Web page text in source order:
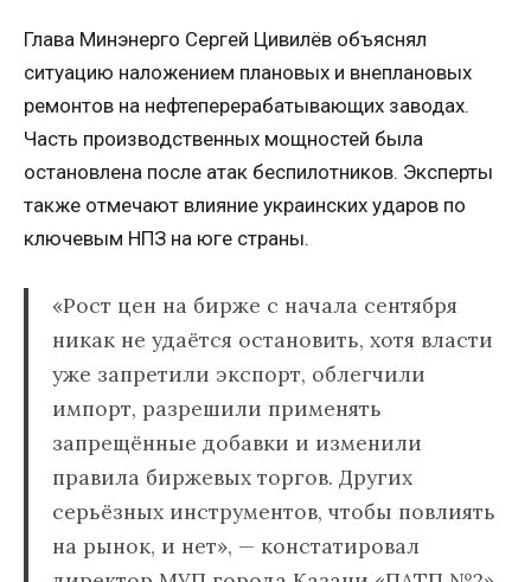
Глава Минэнерго Сергей Цивилёв объяснял
ситуацию наложением плановых и внеплановых
ремонтов на нефтеперерабатывающих заводах.
Часть производственных мощностей была
остановлена после атак беспилотников. Эксперты
также отмечают влияние украинских ударов по
ключевым НПЗ на юге страны.
«Рост цен на бирже с начала сентября
никак не удаётся остановить, хотя власти
уже запретили экспорт, облегчили
импорт, разрешили применять
запрещённые добавки и изменили
правила биржевых торгов. Других
серьёзных инструментов, чтобы повлиять
на рынок, и нет», — констатировал